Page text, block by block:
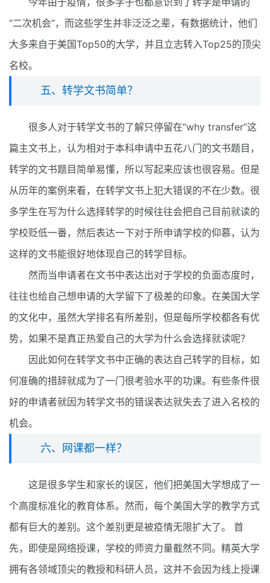
“二次机会“，而这些学生并非泛泛之辈，有数据统计，他们
大多来自于美国Top50的大学，并且立志转入Top25的顶尖
名校。
五、转学文书简单？
很多人对于转学文书的了解只停留在“why transfer”这
篇主文书上，认为相对于本科申请中五花八门的文书题目，
转学的文书题目简单易懂，所以写起来应该也很容易。但是
从历年的案例来看，在转学文书上犯大错误的不在少数。很
多学生在写为什么选择转学的时候往往会把自己目前就读的
学校贬低一番，然后表达一下对于所申请学校的仰慕，认为
这样的文书能很好地体现自己的转学目标。
然而当申请者在文书中表达出对于学校的负面态度时，
往往也给自己想申请的大学留下了极差的印象。在美国大学
的文化中，虽然大学排名有所差别，但是每所学校都各有优
势，如果不是真正热爱自己的大学为什么会选择就读呢？
因此如何在转学文书中正确的表达自己转学的目标，如
何准确的措辞就成为了一门很考验水平的功课。有些条件很
好的申请者就因为转学文书的错误表达就失去了进入名校的
机会。
六、网课都一样？
这是很多学生和家长的误区，他们把美国大学想成了一
个高度标准化的教育体系。然而，每个美国大学的教学方式
都有巨大的差别。这个差别更是被疫情无限扩大了。 首
先，即使是网络授课，学校的师资力量截然不同。精英大学
拥有各领域顶尖的教授和科研人员，这并不会因为线上授课